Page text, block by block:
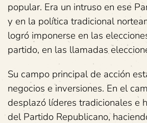
popular. Era un intruso en ese
y en la política tradicional
logró imponerse en las
partido, en las llamadas
Su campo principal de acción
negocios e inversiones. En el
desplazó líderes tradicionales e
del Partido Republicano,